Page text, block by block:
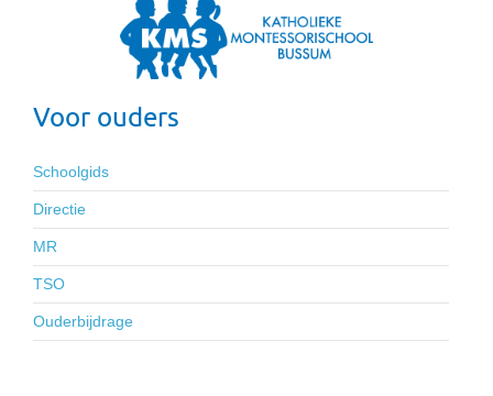
Voor ouders
Schoolgids
Directie
MR
TSO
Ouderbijdrage